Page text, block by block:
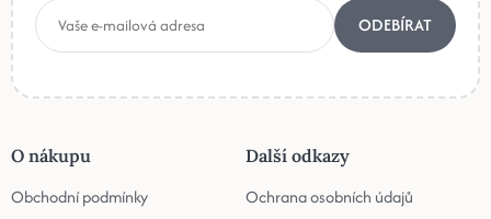
ODEBÍRAT
O nákupu
Obchodní podmínky
Další odkazy
Ochrana osobních údajů